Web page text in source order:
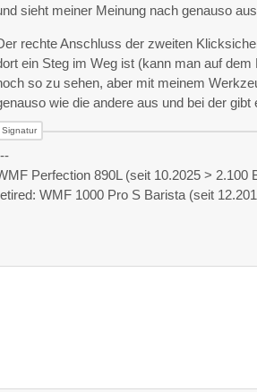
sieht meiner Meinung nach genauso
rechte Anschluss der zweiten
ein Steg im Weg ist (kann man auf
so zu sehen, aber mit meinem
wie die andere aus und bei der
Perfection 890L (seit 10.2025 > 2.100
WMF 1000 Pro S Barista (seit